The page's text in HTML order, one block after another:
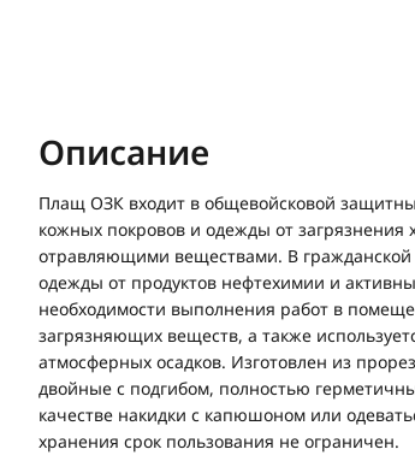
Описание
Плащ ОЗК входит в общевойсковой
кожных покровов и одежды от
отравляющими веществами. В
одежды от продуктов нефтехимии и
необходимости выполнения работ в
загрязняющих веществ, а также
атмосферных осадков. Изготовлен из
двойные с подгибом, полностью
качестве накидки с капюшоном или
хранения срок пользования не ограничен.